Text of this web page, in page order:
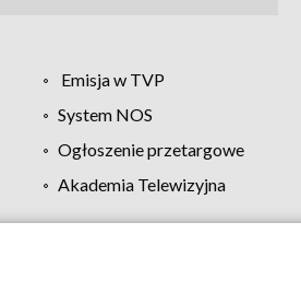
Emisja w TVP
System NOS
Ogłoszenie przetargowe
Akademia Telewizyjna